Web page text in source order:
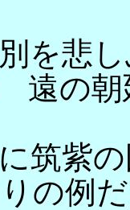
を悲
遠の
筑紫
の例